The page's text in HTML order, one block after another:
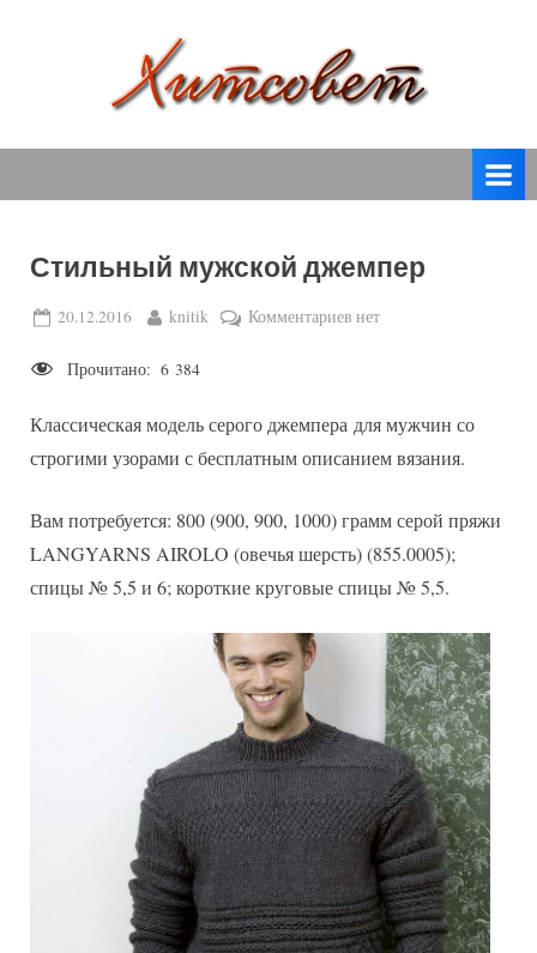
т
о
в
спицами,
крючком,
вязаные
модели
с
Стильный мужской джемпер
Posted
20.12.2016 By
knitik Комментариевк
джемпер
нет
Прочитано: 6 384
Классическая модель серого джемпера для мужчин со
строгими узорами с бесплатным описанием вязания.
Вам потребуется: 800 (900, 900, 1000) грамм серой пряжи
LANGYARNS AIROLO (овечья шерсть) (855.0005);
спицы № 5,5 и 6; короткие круговые спицы № 5,5.